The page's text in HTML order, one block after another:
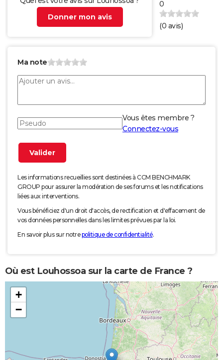
Donner mon avis
0
(0 avis)
Ma note
Vous êtes membre ?
Connectez-vous
Les informations recueillies sont destinées à CCM BENCHMARK
GROUP pour assurer la modération de ses forums et les notifications
liées aux interventions.
Vous bénéficiez d'un droit d'accès, de rectification et d'effacement de
vos données personnelles dans les limites prévues par la loi.
En savoir plus sur notrepolitique de confidentialité.
Où est Louhossoa sur la carte de France ?
+
−